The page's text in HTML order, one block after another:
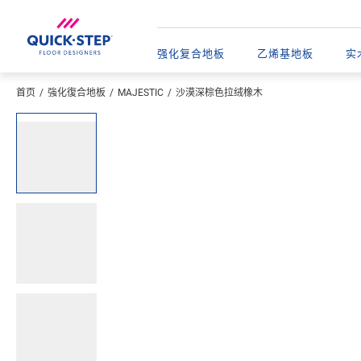
强化复合地板 乙烯基地板​ 实
首页 強化復合地板 MAJESTIC 沙漠深棕色拉绒橡木